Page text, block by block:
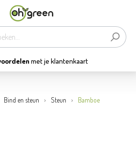
met je klantenkaart
Bind en steun Steun Bamboe